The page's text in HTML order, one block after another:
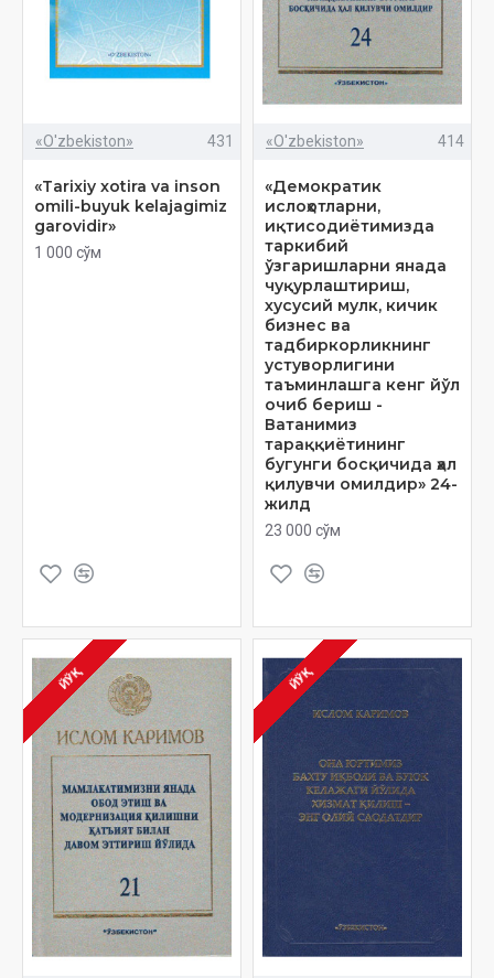
«O'zbekiston» 431
«Tarixiy xotira va inson
omili-buyuk kelajagimiz
garovidir»
1 000 сўм
«O'zbekiston» 414
«Демократик
ислоҳотларни,
иқтисодиётимизда
таркибий
ўзгаришларни янада
чуқурлаштириш,
хусусий мулк, кичик
бизнес ва
тадбиркорликнинг
устуворлигини
таъминлашга кенг йўл
очиб бериш -
Ватанимиз
тараққиётининг
бугунги босқичида ҳал
қилувчи омилдир» 24-
жилд
23 000 сўм
ЙЎҚ ЙЎҚ